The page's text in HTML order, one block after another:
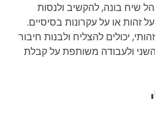
שיח בונה, להקשיב ולנסות
זהות או על עקרונות בסיסיים.
יכולים להצליח ולבנות חיבור
ולעבודה משותפת על קבלת